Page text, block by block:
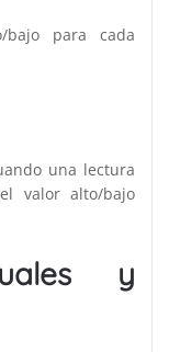
para cada
una lectura
valor alto/bajo
y